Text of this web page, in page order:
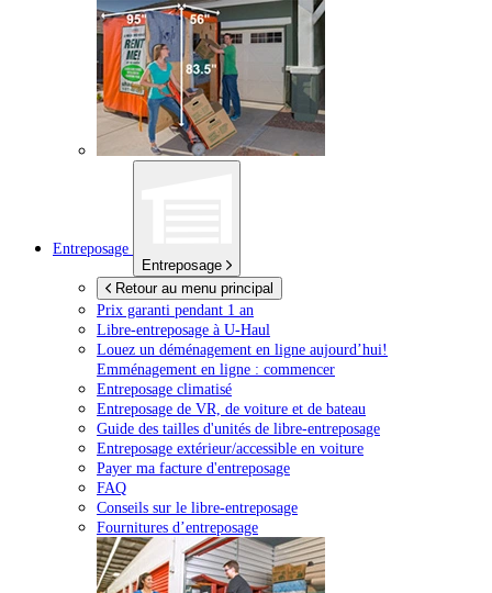
Entreposage
Entreposage
Retour au menu principal
Prix garanti pendant 1 an
Libre-entreposage à U-Haul
Louez un déménagement en ligne aujourd’hui!
Emménagement en ligne : commencer
Entreposage climatisé
Entreposage de VR, de voiture et de bateau
Guide des tailles d'unités de libre-entreposage
Entreposage extérieur/accessible en voiture
Payer ma facture d'entreposage
FAQ
Conseils sur le libre-entreposage
Fournitures d’entreposage